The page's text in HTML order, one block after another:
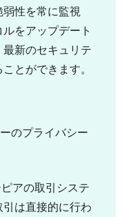
性を常に監視
をアップデート
新のセキュリテ
とができます。
のプライバシー
アの取引システ
は直接的に行わ